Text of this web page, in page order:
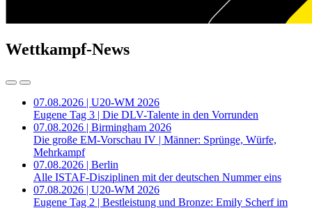
Wettkampf-News
07.08.2026 | U20-WM 2026
Eugene Tag 3 | Die DLV-Talente in den Vorrunden
07.08.2026 | Birmingham 2026
Die große EM-Vorschau IV | Männer: Sprünge, Würfe,
Mehrkampf
07.08.2026 | Berlin
Alle ISTAF-Disziplinen mit der deutschen Nummer eins
07.08.2026 | U20-WM 2026
Eugene Tag 2 | Bestleistung und Bronze: Emily Scherf im